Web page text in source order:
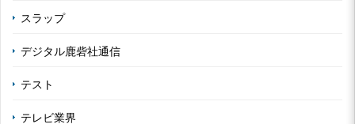
スラップ
デジタル鹿砦社通信
テスト
テレビ業界